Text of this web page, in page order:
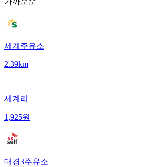
세계주유소
2.39km
|
세계리
1,925원
대경3주유소